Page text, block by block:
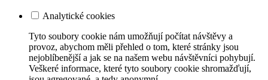
Analytické cookies
Tyto soubory cookie nám umožňují počítat návštěvy a
provoz, abychom měli přehled o tom, které stránky jsou
nejoblíbenější a jak se na našem webu návštěvníci pohybují.
Veškeré informace, které tyto soubory cookie shromažďují,